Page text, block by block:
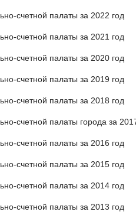
счетной палаты за 2022 год
счетной палаты за 2021 год
счетной палаты за 2020 год
счетной палаты за 2019 год
счетной палаты за 2018 год
счетной палаты города за
счетной палаты за 2016 год
счетной палаты за 2015 год
счетной палаты за 2014 год
счетной палаты за 2013 год